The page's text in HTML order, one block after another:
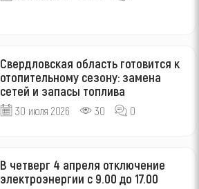
Свердловская область готовится к
отопительному сезону: замена
сетей и запасы топлива
30 июля 2026 30 0
В четверг 4 апреля отключение
электроэнергии с 9.00 до 17.00